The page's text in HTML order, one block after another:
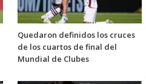
Quedaron definidos los cruces
de los cuartos de final del
Mundial de Clubes